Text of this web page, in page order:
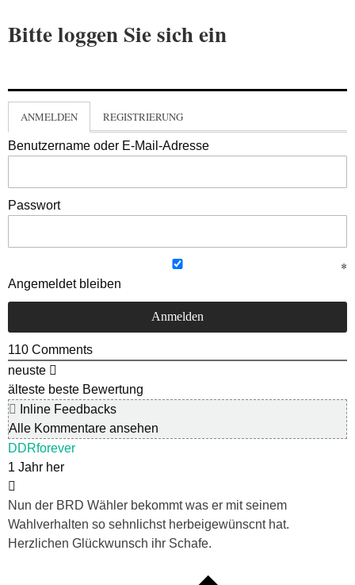
Bitte loggen Sie sich ein
ANMELDEN REGISTRIERUNG
Benutzername oder E-Mail-Adresse
Passwort
Angemeldet bleiben
110 Comments
neuste
älteste beste Bewertung
Inline Feedbacks
Alle Kommentare ansehen
DDRforever
1 Jahr her
Nun der BRD Wähler bekommt was er mit seinem
Wahlverhalten so sehnlichst herbeigewünscnt hat.
Herzlichen Glückwunsch ihr Schafe.